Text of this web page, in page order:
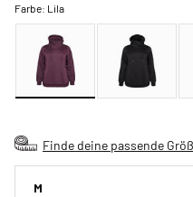
Farbe: Lila
Finde deine passende
M